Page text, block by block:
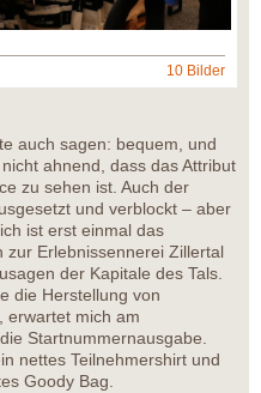
10 Bilder
auch sagen: bequem, und
ahnend, dass das Attribut
zu sehen ist. Auch der
und verblockt – aber
ist erst einmal das
zur Erlebnissennerei Zillertal
der Kapitale des Tals.
die Herstellung von
erwartet mich am
Startnummernausgabe.
nettes Teilnehmershirt und
Goody Bag.